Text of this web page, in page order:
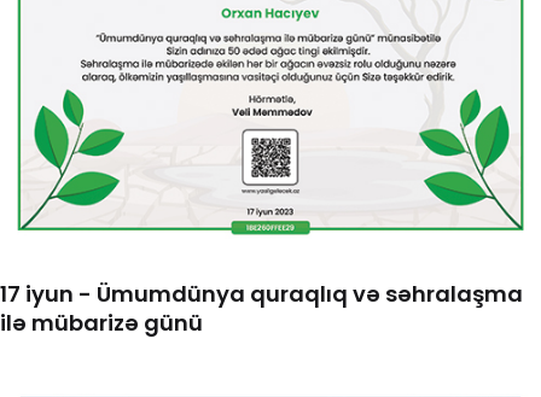
17 iyun - Ümumdünya quraqlıq və səhralaşma
ilə mübarizə günü